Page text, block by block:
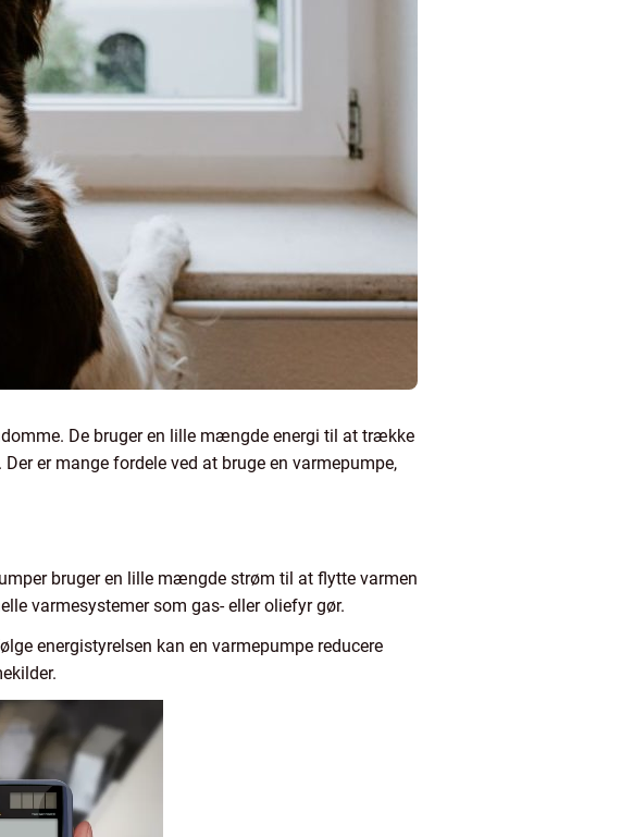
De bruger en lille mængde energi til at trække
er mange fordele ved at bruge en varmepumpe,
bruger en lille mængde strøm til at flytte varmen
varmesystemer som gas- eller oliefyr gør.
energistyrelsen kan en varmepumpe reducere